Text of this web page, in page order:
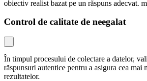
obiectiv realist bazat pe un răspuns adecvat.
Control de calitate de neegalat
În timpul procesului de colectare a datelor,
răspunsuri autentice pentru a asigura cea mai
rezultatelor.